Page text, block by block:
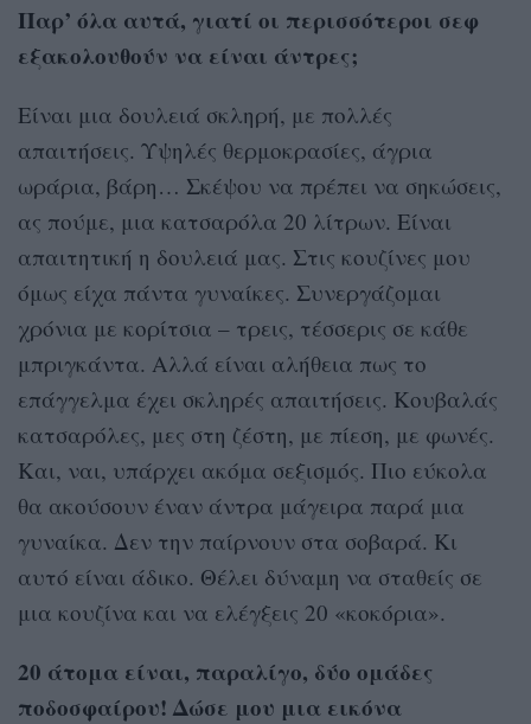
Παρ’ όλα αυτά, γιατί οι περισσότεροι σεφ
εξακολουθούν να είναι άντρες;
Είναι μια δουλειά σκληρή, με πολλές
απαιτήσεις. Υψηλές θερμοκρασίες, άγρια
ωράρια, βάρη… Σκέψου να πρέπει να σηκώσεις,
ας πούμε, μια κατσαρόλα 20 λίτρων. Είναι
απαιτητική η δουλειά μας. Στις κουζίνες μου
όμως είχα πάντα γυναίκες. Συνεργάζομαι
χρόνια με κορίτσια – τρεις, τέσσερις σε κάθε
μπριγκάντα. Αλλά είναι αλήθεια πως το
επάγγελμα έχει σκληρές απαιτήσεις. Κουβαλάς
κατσαρόλες, μες στη ζέστη, με πίεση, με φωνές.
Και, ναι, υπάρχει ακόμα σεξισμός. Πιο εύκολα
θα ακούσουν έναν άντρα μάγειρα παρά μια
γυναίκα. Δεν την παίρνουν στα σοβαρά. Κι
αυτό είναι άδικο. Θέλει δύναμη να σταθείς σε
μια κουζίνα και να ελέγξεις 20 «κοκόρια».
20 άτομα είναι, παραλίγο, δύο ομάδες
ποδοσφαίρου! Δώσε μου μια εικόνα